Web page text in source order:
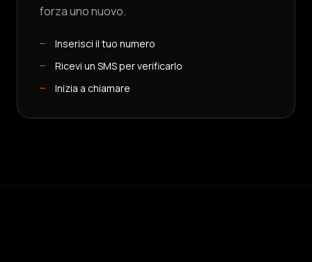
forza uno nuovo.
Inserisci il tuo numero
Ricevi un SMS per verificarlo
Inizia a chiamare